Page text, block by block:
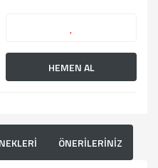
HEMEN AL
ÖNERİLERİNİZ